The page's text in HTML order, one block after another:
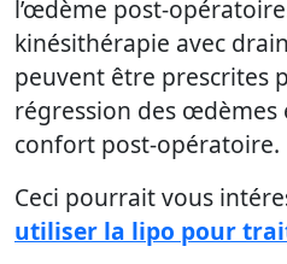
l’œdème post-
kinésithérapie avec
peuvent être prescrites
régression des œdèmes
confort post-opératoire.
Ceci pourrait vous
utiliser la lipo pour